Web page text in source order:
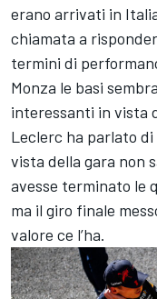
erano arrivati in
chiamata a
termini di
Monza le basi
interessanti in vista
Leclerc ha parlato
vista della gara non
avesse terminato le
ma il giro finale
valore ce l’ha.